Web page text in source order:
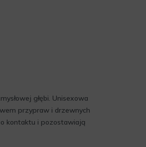
głębi. Unisexowa
przypraw i drzewnych
kontaktu i pozostawiają